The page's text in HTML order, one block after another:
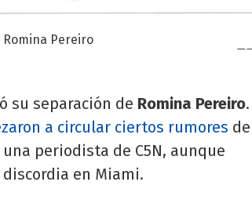
su separación de Romina Pereiro.
a circular ciertos rumores de
periodista de C5N, aunque
en Miami.